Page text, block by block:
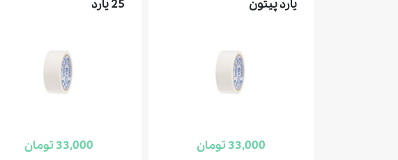
یارد پيتون
33,000 تومان
25 يارد
33,000 تومان